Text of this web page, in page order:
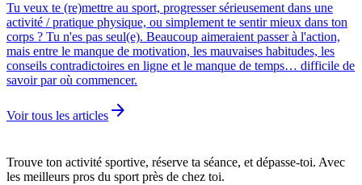
Tu veux te (re)mettre au sport, progresser sérieusement dans une
activité / pratique physique, ou simplement te sentir mieux dans ton
corps ? Tu n'es pas seul(e). Beaucoup aimeraient passer à l'action,
mais entre le manque de motivation, les mauvaises habitudes, les
conseils contradictoires en ligne et le manque de temps… difficile de
savoir par où commencer.
Voir tous les articles arrow_forward
Trouve ton activité sportive, réserve ta séance, et dépasse-toi. Avec
les meilleurs pros du sport près de chez toi.